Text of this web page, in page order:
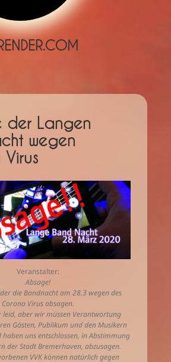
der Langen
wegen
Veranstalter:
Absage!
die Bandnacht am 28.3 wegen des
Corona Virus absagen.
leid, aber wir müssen Verantwortung
Gästen, Publikum und den Musikern
uns entschlossen, in Abstimmung
der Stadt Bremerhaven, abzusagen.
VVK können natürlich gegen